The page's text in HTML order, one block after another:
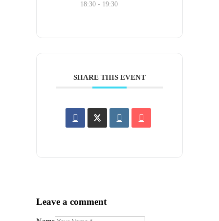
18:30 - 19:30
SHARE THIS EVENT
Leave a comment